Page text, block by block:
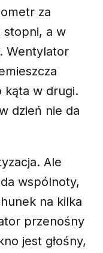
za
stopni, a w
Wentylator
kąta w drugi.
dzień nie da
Ale
wspólnoty,
na kilka
przenośny
jest głośny,